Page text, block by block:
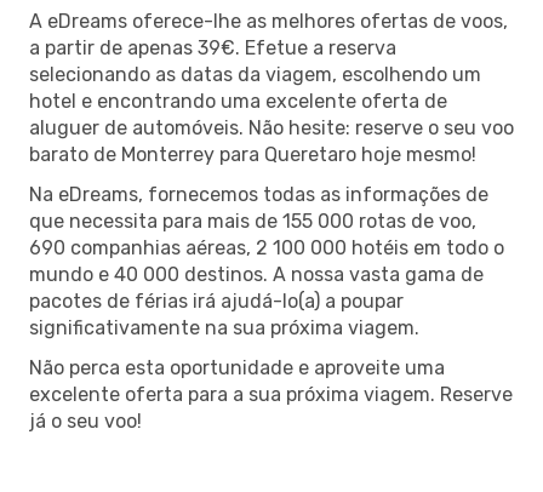
A eDreams oferece-lhe as melhores ofertas de voos,
a partir de apenas 39€. Efetue a reserva
selecionando as datas da viagem, escolhendo um
hotel e encontrando uma excelente oferta de
aluguer de automóveis. Não hesite: reserve o seu voo
barato de Monterrey para Queretaro hoje mesmo!
Na eDreams, fornecemos todas as informações de
que necessita para mais de 155 000 rotas de voo,
690 companhias aéreas, 2 100 000 hotéis em todo o
mundo e 40 000 destinos. A nossa vasta gama de
pacotes de férias irá ajudá-lo(a) a poupar
significativamente na sua próxima viagem.
Não perca esta oportunidade e aproveite uma
excelente oferta para a sua próxima viagem. Reserve
já o seu voo!